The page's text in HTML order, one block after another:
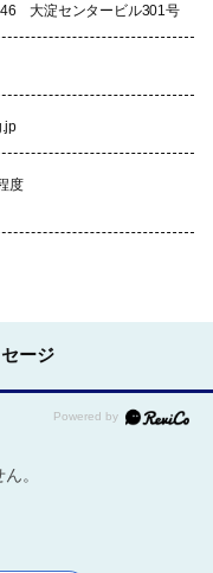
46 大淀センタービル301号
度
ージ
。